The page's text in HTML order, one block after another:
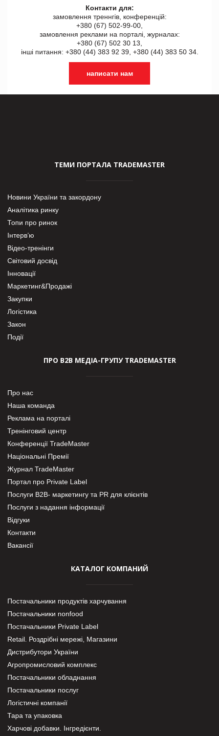
Контакти для:
замовлення треннгів, конференцій:
+380 (67) 502-99-00,
замовлення реклами на порталі, журналах:
+380 (67) 502 30 13,
інші питання: +380 (44) 383 92 39, +380 (44) 383 50 34.
написати нам
ТЕМИ ПОРТАЛА TRADEMASTER
Новини України та закордону
Аналітика ринку
Топи про ринок
Інтерв’ю
Відео-тренінги
Світовий досвід
Інновації
Маркетинг&Продажі
Закупки
Логістика
Закон
Події
ПРО В2В МЕДІА-ГРУПУ TRADEMASTER
Про нас
Наша команда
Реклама на порталі
Тренінговий центр
Конференції TradeMaster
Національні Премії
Журнал TradeMaster
Портал про Private Label
Послуги В2В- маркетингу та PR для клієнтів
Послуги з надання інформації
Відгуки
Контакти
Вакансії
КАТАЛОГ КОМПАНИЙ
Постачальники продуктів харчування
Постачальники nonfood
Постачальники Private Label
Retail. Роздрібні мережі, Магазини
Дистрибутори України
Агропромисловий комплекс
Постачальники обладнання
Постачальники послуг
Логістичні компанії
Тара та упаковка
Харчові добавки. Інгредієнти.